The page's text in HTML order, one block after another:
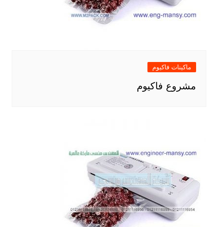
ماكينات فاكيوم
مشروع فاكيوم